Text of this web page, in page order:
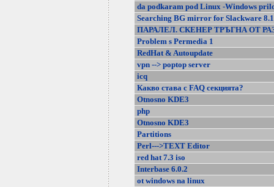
da podkaram pod Linux -Windows
Searching BG mirror for Slackware
ПАРАЛЕЛ. СКЕНЕР ТРЪГНА ОТ РАЗ
Problem s Permedia 1
RedHat & Autoupdate
vpn --> poptop server
icq
Какво става с FAQ секцията?
Otnosno KDE3
php
Otnosno KDE3
Partitions
Perl--->TEXT Editor
red hat 7.3 iso
Interbase 6.0.2
ot windows na linux